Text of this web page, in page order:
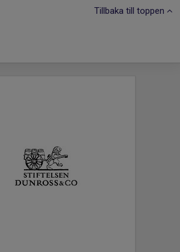
Tillbaka till toppen